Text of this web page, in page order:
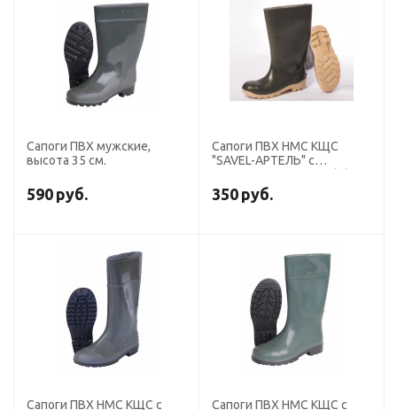
Сапоги ПВХ мужские,
высота 35 см.
590 руб.
Сапоги ПВХ НМС КЩС
"SAVEL-АРТЕЛЬ" с
100 пар)
350 руб.
Сапоги ПВХ НМС КЩС с
Сапоги ПВХ НМС КЩС с